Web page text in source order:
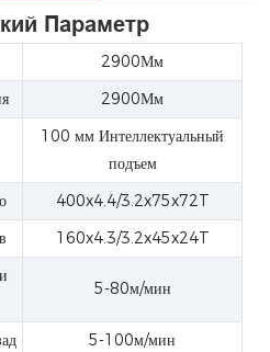
Параметр
2900Мм
2900Мм
100 мм Интеллектуальный
подъем
400x4.4/3.2x75x72T
160x4.3/3.2x45x24T
5-80м/мин
5-100м/мин